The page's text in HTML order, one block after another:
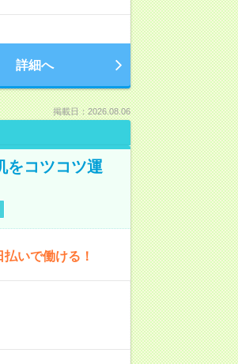
詳細へ
掲載日：2026.08.06
をコツコツ運
いで働ける！